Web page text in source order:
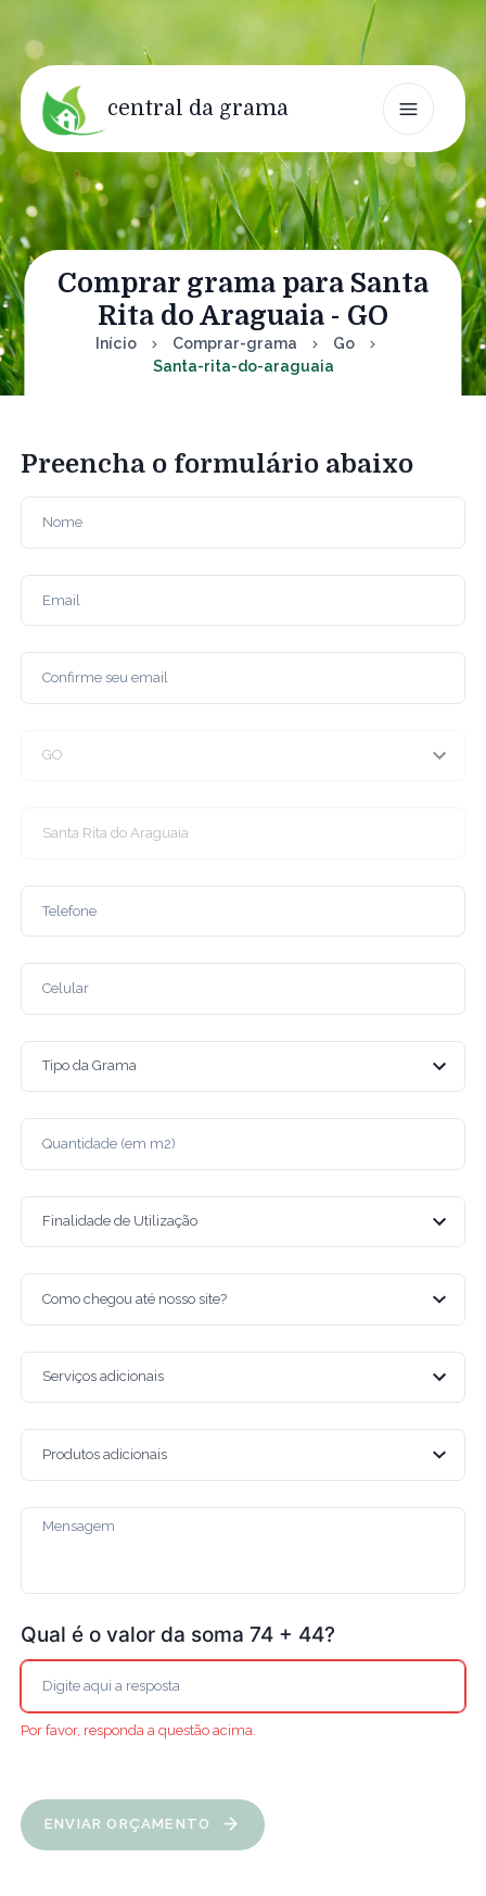
central da grama
Comprar grama para Santa
Rita do Araguaia - GO
Início Comprar-grama
Go
Santa-rita-do-araguaia
Preencha o formulário abaixo
Qual é o valor da soma 74 + 44?
Por favor, responda a questão acima.
ENVIAR ORÇAMENTO